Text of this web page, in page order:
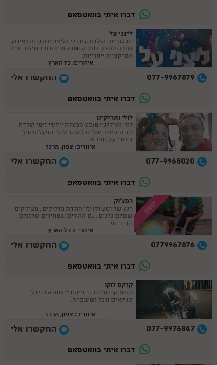
דברו איתי בוואטסאפ
ליצני על
חגיגת יום הולדת עם רלי הליצנית תגרום לאירוע
שלכם להפוך לחוויה שונה ומיוחדת בשילוב שלל
אטרקציות ייחודיות.
איזורים: כל הארץ
077-9967879 התקשרו אלי
דברו איתי בוואטסאפ
לולי וארלקינו
לולי וארלקניו מופע הפעלה ייחודי לימי הולדת
מבית היוצר של יובל המבולבל. הפעלות של
גיבורי על, נסיכות.
איזורים: צפון, מרכז
077-9968020 התקשרו אלי
דברו איתי בוואטסאפ
קופון רמצ'וק
רגע של רמצ'וק! ימי הולדת מדליקים , מצחיקים
שכולם נהנים , גם ההורים! במחירים שלכולם
מדברים!
איזורים: כל הארץ
0779967876 התקשרו אלי
דברו איתי בוואטסאפ
קרקס לוקו
מופע קרקסי מבדר וייחודיי המתאים לכל
הגילאים ולכל המשפחה.
איזורים: צפון, מרכז
077-9976847 התקשרו אלי
דברו איתי בוואטסאפ